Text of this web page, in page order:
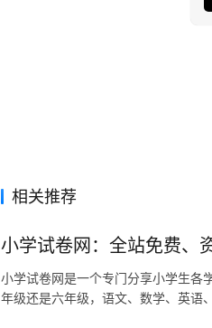
相关推荐
小学试卷网：全站免费、
小学试卷网是一个专门分享小学生各
年级还是六年级，语文、数学、英语